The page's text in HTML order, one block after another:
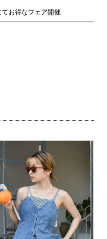
お得なフェア開催